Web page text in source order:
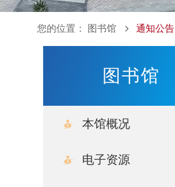
您的位置： 图书馆 通知公告
图书馆
本馆概况
电子资源